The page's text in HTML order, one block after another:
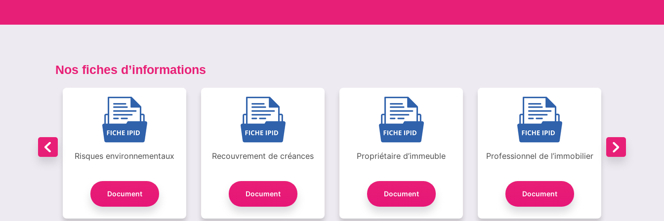
Nos fiches d’informations
Risques environnementaux
Document
Recouvrement de créances
Document
Propriétaire d’immeuble
Document
Professionnel de l’immobilier
Document